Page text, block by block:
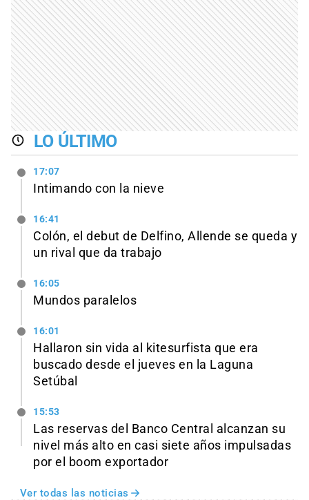
LO ÚLTIMO
17:07
Intimando con la nieve
16:41
Colón, el debut de Delfino, Allende se queda y
un rival que da trabajo
16:05
Mundos paralelos
16:01
Hallaron sin vida al kitesurfista que era
buscado desde el jueves en la Laguna
Setúbal
15:53
Las reservas del Banco Central alcanzan su
nivel más alto en casi siete años impulsadas
por el boom exportador
Ver todas las noticias